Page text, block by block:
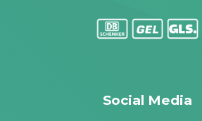
Social Media